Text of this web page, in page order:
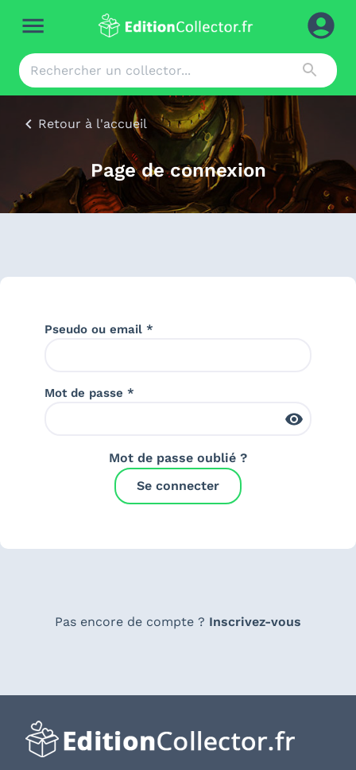
Retour à l'accueil
Page de connexion
Pseudo ou email *
Mot de passe *
Mot de passe oublié ?
Se connecter
Pas encore de compte ? Inscrivez-vous